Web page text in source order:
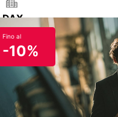
DAX
DAX - FRANCE
Fino al
-10%